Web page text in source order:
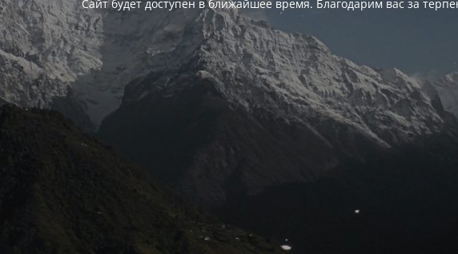
Сайт будет доступен в ближайшее время. Благодарим вас за